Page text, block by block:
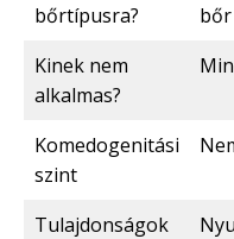
bőrtípusra?
Kinek nem
alkalmas?
Komedogenitási
szint
Tulajdonságok